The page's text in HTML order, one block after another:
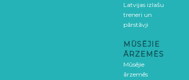
Latvijas izlašu
treneri un
pārstāvji
MŪSĒJIE
ĀRZEMĒS
Mūsējie
ārzemēs